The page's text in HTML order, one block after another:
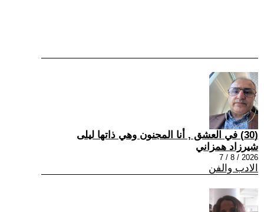
(30) في العشق , أنا المجنون وهي ذاتها ليلى
شيرزاد همزاني
2026 / 8 / 7
الادب والفن